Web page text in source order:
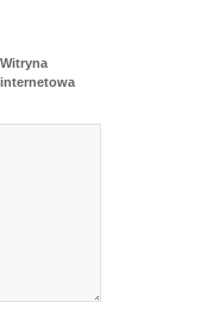
Witryna
internetowa